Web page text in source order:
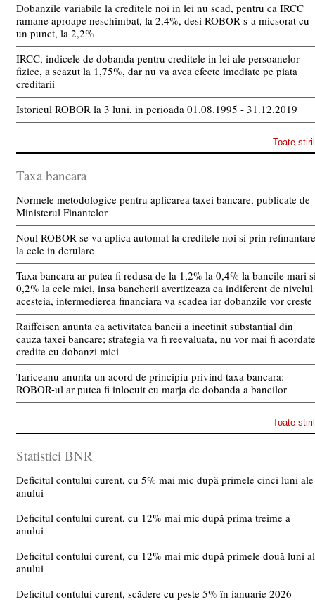
Dobanzile variabile la creditele noi in lei nu scad, pentru ca IRCC
ramane aproape neschimbat, la 2,4%, desi ROBOR s-a micsorat cu
un punct, la 2,2%
IRCC, indicele de dobanda pentru creditele in lei ale persoanelor
fizice, a scazut la 1,75%, dar nu va avea efecte imediate pe piata
creditarii
Istoricul ROBOR la 3 luni, in perioada 01.08.1995 - 31.12.2019
Toate
Taxa bancara
Normele metodologice pentru aplicarea taxei bancare, publicate de
Ministerul Finantelor
Noul ROBOR se va aplica automat la creditele noi si prin refinantare
la cele in derulare
Taxa bancara ar putea fi redusa de la 1,2% la 0,4% la bancile mari
0,2% la cele mici, insa bancherii avertizeaza ca indiferent de nivelul
acesteia, intermedierea financiara va scadea iar dobanzile vor creste
Raiffeisen anunta ca activitatea bancii a incetinit substantial din
cauza taxei bancare; strategia va fi reevaluata, nu vor mai fi acordate
credite cu dobanzi mici
Tariceanu anunta un acord de principiu privind taxa bancara:
ROBOR-ul ar putea fi inlocuit cu marja de dobanda a bancilor
Toate
Statistici BNR
Deficitul contului curent, cu 5% mai mic după primele cinci luni ale
anului
Deficitul contului curent, cu 12% mai mic după prima treime a
anului
Deficitul contului curent, cu 12% mai mic după primele două luni
anului
Deficitul contului curent, scădere cu peste 5% în ianuarie 2026